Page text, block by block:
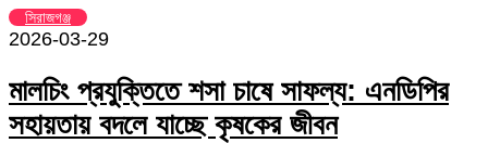
সিরাজগঞ্জ
2026-03-29
মালচিং প্রযুক্তিতে শসা চাষে সাফল্য: এনডিপির
সহায়তায় বদলে যাচ্ছে কৃষকের জীবন